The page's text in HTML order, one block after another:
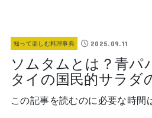
知って楽しむ料理事典 2025.09.11
ソムタムとは？青パ
タイの国民的サラダ
この記事を読むのに必要な時間